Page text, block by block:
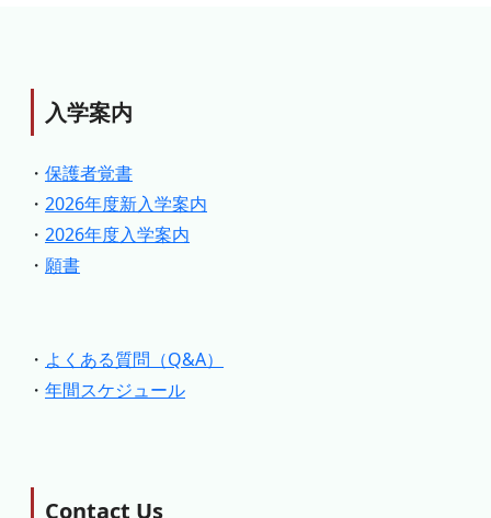
入学案内
・ 保護者覚書
・ 2026年度新入学案内
・ 2026年度入学案内
・ 願書
・ よくある質問（Q&A）
・ 年間スケジュール
Contact Us